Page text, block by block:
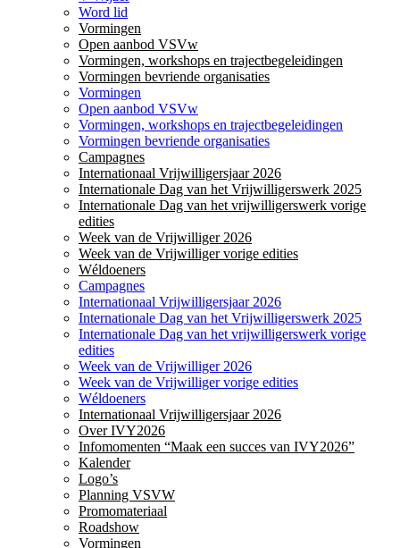
Word lid
Vormingen
Open aanbod VSVw
Vormingen, workshops en trajectbegeleidingen
Vormingen bevriende organisaties
Vormingen
Open aanbod VSVw
Vormingen, workshops en trajectbegeleidingen
Vormingen bevriende organisaties
Campagnes
Internationaal Vrijwilligersjaar 2026
Internationale Dag van het Vrijwilligerswerk 2025
Internationale Dag van het vrijwilligerswerk vorige
edities
Week van de Vrijwilliger 2026
Week van de Vrijwilliger vorige edities
Wéldoeners
Campagnes
Internationaal Vrijwilligersjaar 2026
Internationale Dag van het Vrijwilligerswerk 2025
Internationale Dag van het vrijwilligerswerk vorige
edities
Week van de Vrijwilliger 2026
Week van de Vrijwilliger vorige edities
Wéldoeners
Internationaal Vrijwilligersjaar 2026
Over IVY2026
Infomomenten “Maak een succes van IVY2026”
Kalender
Logo’s
Planning VSVW
Promomateriaal
Roadshow
Vormingen